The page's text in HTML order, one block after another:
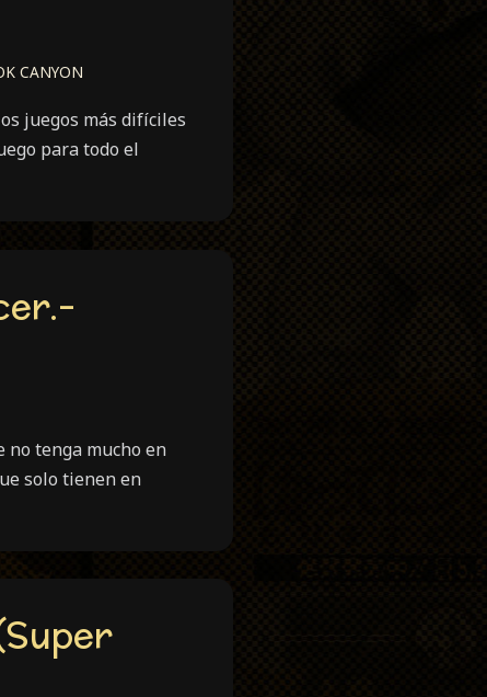
CANYON
juegos más difíciles
para todo el
no tenga mucho en
solo tienen en